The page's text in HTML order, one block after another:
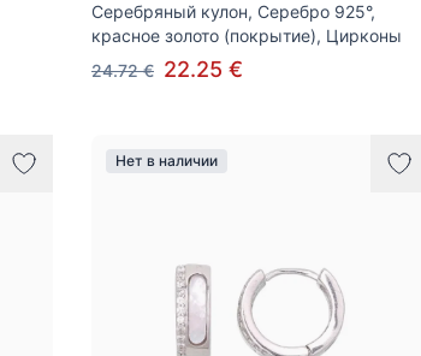
Серебряный кулон, Серебро 925°,
красное золото (покрытие), Цирконы
24.72 € 22.25 €
Нет в наличии